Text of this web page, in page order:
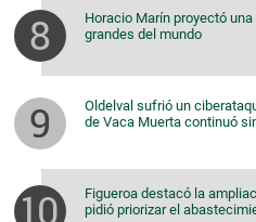
Horacio Marín proyectó
grandes del mundo
Oldelval sufrió un
de Vaca Muerta continuó
Figueroa destacó la
pidió priorizar el